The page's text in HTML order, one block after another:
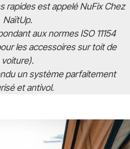
rapides est appelé NuFix Chez
NaïtUp.
aux normes ISO 11154
les accessoires sur toit de
voiture).
un système parfaitement
et antivol.